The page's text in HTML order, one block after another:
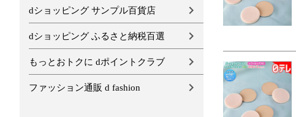
dショッピング サンプル百貨店
dショッピング ふるさと納税百選
もっとおトクに dポイントクラブ
ファッション通販 d fashion